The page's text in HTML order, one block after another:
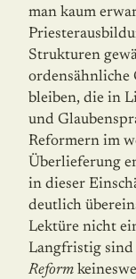
man kaum
Strukturen
ordensähnliche
bleiben, die in
und
Reformern im
Überlieferung
in dieser
deutlich
Lektüre nicht
Langfristig sind
Reform